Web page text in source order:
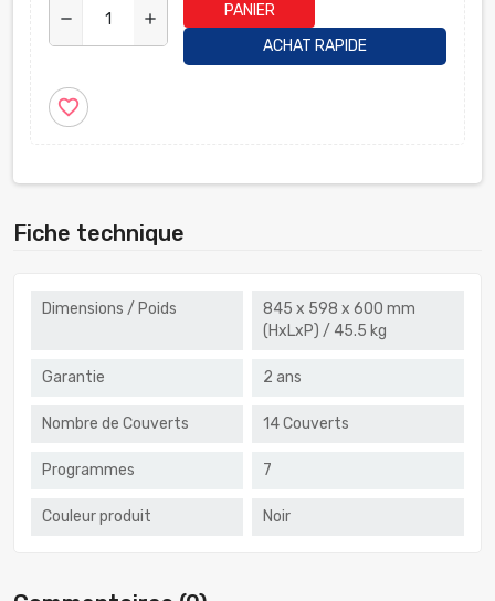
remove add
PANIER
ACHAT RAPIDE
favorite_border
Fiche technique
Dimensions / Poids
845 x 598 x 600 mm
(HxLxP) / 45.5 kg
Garantie 2 ans
Nombre de Couverts 14 Couverts
Programmes 7
Couleur produit Noir